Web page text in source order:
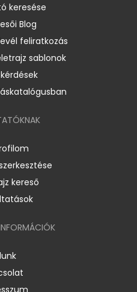
keresése
Blog
feliratkozás
sablonok
kereső